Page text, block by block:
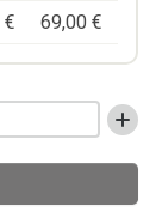
€ 69,00 €